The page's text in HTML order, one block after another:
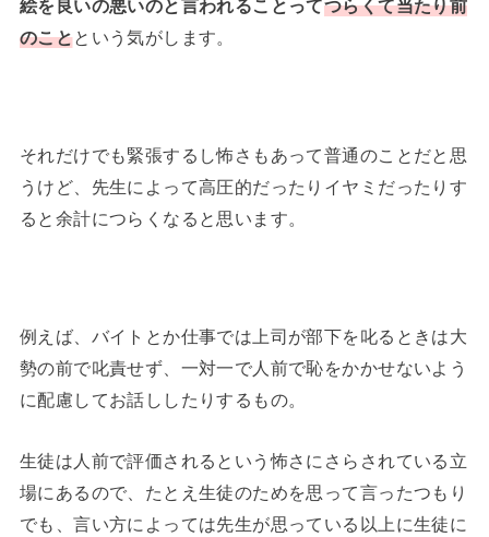
絵を良いの悪いのと言われることってつらくて当たり前
のことという気がします。
それだけでも緊張するし怖さもあって普通のことだと思
うけど、先生によって高圧的だったりイヤミだったりす
ると余計につらくなると思います。
例えば、バイトとか仕事では上司が部下を叱るときは大
勢の前で叱責せず、一対一で人前で恥をかかせないよう
に配慮してお話ししたりするもの。
生徒は人前で評価されるという怖さにさらされている立
場にあるので、たとえ生徒のためを思って言ったつもり
でも、言い方によっては先生が思っている以上に生徒に